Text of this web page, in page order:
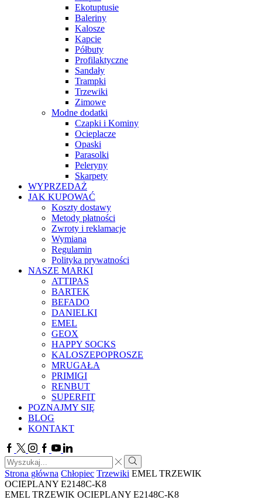
Ekotuptusie
Baleriny
Kalosze
Kapcie
Półbuty
Profilaktyczne
Sandały
Trampki
Trzewiki
Zimowe
Modne dodatki
Czapki i Kominy
Ocieplacze
Opaski
Parasolki
Peleryny
Skarpety
WYPRZEDAŻ
JAK KUPOWAĆ
Koszty dostawy
Metody płatności
Zwroty i reklamacje
Wymiana
Regulamin
Polityka prywatności
NASZE MARKI
ATTIPAS
BARTEK
BEFADO
DANIELKI
EMEL
GEOX
HAPPY SOCKS
KALOSZEPOPROSZE
MRUGAŁA
PRIMIGI
RENBUT
SUPERFIT
POZNAJMY SIĘ
BLOG
KONTAKT
Facebook
TwitterInstagram
Google
plus
YoutubeLinkedin
Search
input
Search
Strona główna Chłopiec Trzewiki EMEL TRZEWIK
OCIEPLANY E2148C-K8
EMEL TRZEWIK OCIEPLANY E2148C-K8